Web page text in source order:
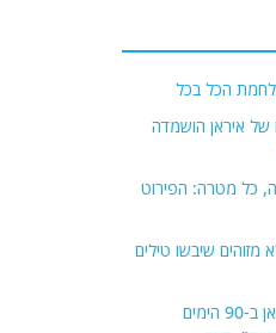
הכל בכל
של איראן הושמדה
כל מטרה: הפירוט
שיבשו טילים
"הנה בדיוק מה שסין תעשה לטייוואן ב-90 הימים